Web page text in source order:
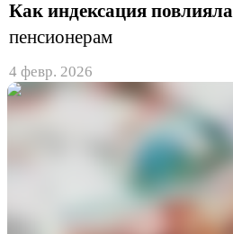
Как индексация повлияла
пенсионерам
4 февр. 2026